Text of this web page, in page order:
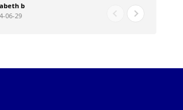
. A la fin de notre séjour
plus avec une amie qu' une guide
b
06-29